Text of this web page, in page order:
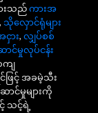
းသည်ကားအ
, သိုလှောင်ရုံများ
ငှား, လျှပ်စစ်
ာင်မှုလုပ်ငန်း
ကျ
ဖြင့် အခမဲ့သီး
ာင်မှုများကို
သင့်ရဲ့